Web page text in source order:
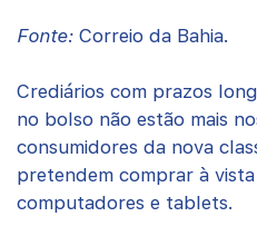
Fonte: Correio da Bahia.
Crediários com prazos
no bolso não estão mais
consumidores da nova
pretendem comprar à
computadores e tablets.